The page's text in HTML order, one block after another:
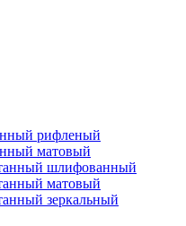
рифленый
матовый
шлифованный
матовый
зеркальный